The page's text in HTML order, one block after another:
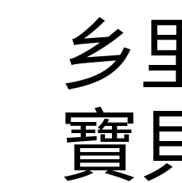
乡
寶